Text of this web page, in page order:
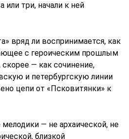
или три, начали к ней
вряд ли воспринимается, как
с героическим прошлым
— как сочинение,
и петербургскую линии
цепи от «Псковитянки» к
— не архаической, не
близкой